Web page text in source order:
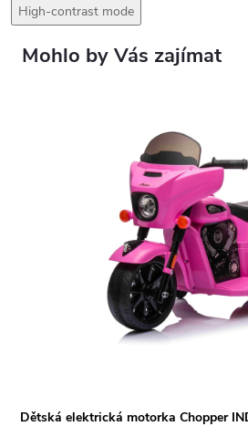
High-contrast mode
Dětská elektrická motorka Chopper